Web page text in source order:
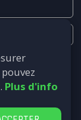
Plus d'info